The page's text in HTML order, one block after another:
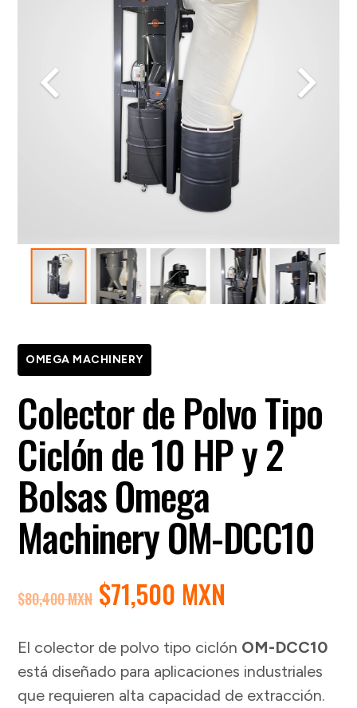
OMEGA MACHINERY
Colector de Polvo Tipo
Ciclón de 10 HP y 2
Bolsas Omega
Machinery OM-DCC10
$80,400 MXN EL
PRECIO
ORIGINAL
ERA:
$80,400 MXN.
$71,500 MXN
ACTUAL
ES:
$71,500 MXN.
El colector de polvo tipo ciclón OM-DCC10
está diseñado para aplicaciones industriales
que requieren alta capacidad de extracción.